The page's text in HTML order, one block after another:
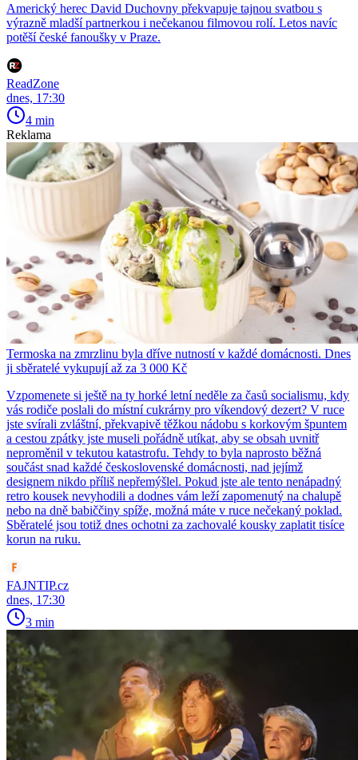
Americký herec David Duchovny překvapuje tajnou svatbou s
výrazně mladší partnerkou i nečekanou filmovou rolí. Letos navíc
potěší české fanoušky v Praze.
ReadZone
dnes, 17:30
4 min
Reklama
Termoska na zmrzlinu byla dříve nutností v každé domácnosti. Dnes
ji sběratelé vykupují až za 3 000 Kč
Vzpomenete si ještě na ty horké letní neděle za časů socialismu, kdy
vás rodiče poslali do místní cukrárny pro víkendový dezert? V ruce
jste svírali zvláštní, překvapivě těžkou nádobu s korkovým špuntem
a cestou zpátky jste museli pořádně utíkat, aby se obsah uvnitř
neproměnil v tekutou katastrofu. Tehdy to byla naprosto běžná
součást snad každé československé domácnosti, nad jejímž
designem nikdo příliš nepřemýšlel. Pokud jste ale tento nenápadný
retro kousek nevyhodili a dodnes vám leží zapomenutý na chalupě
nebo na dně babiččiny spíže, možná máte v ruce nečekaný poklad.
Sběratelé jsou totiž dnes ochotni za zachovalé kousky zaplatit tisíce
korun na ruku.
FAJNTIP.cz
dnes, 17:30
3 min